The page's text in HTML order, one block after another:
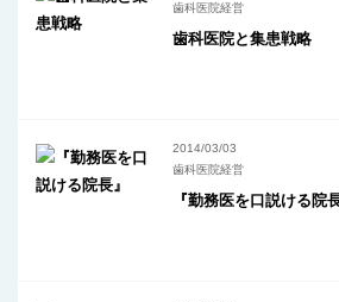
歯科医院経営
歯科医院と集患戦略
2014/03/03
歯科医院経営
『勤務医を口説ける院長